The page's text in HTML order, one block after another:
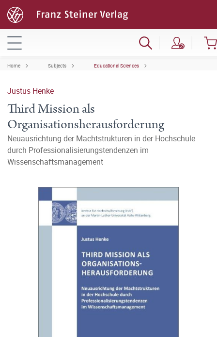
Home Subjects Educational Sciences
Justus Henke
Third Mission als
Organisationsherausforderung
Neuausrichtung der Machtstrukturen in der Hochschule
durch Professionalisierungstendenzen im
Wissenschaftsmanagement